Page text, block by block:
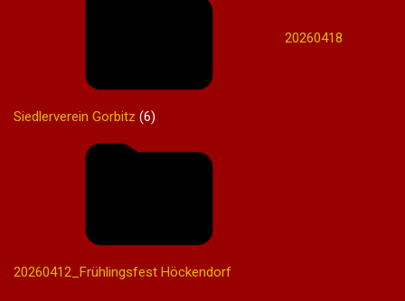
20260418
Siedlerverein Gorbitz (6)
20260412_Frühlingsfest Höckendorf